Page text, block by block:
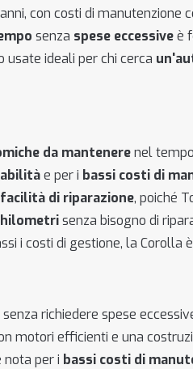
con costi di manutenzione
senza spese eccessiveè
usate ideali per chi cerca
da mantenerenel
e per i bassi costi di
facilità di riparazione, poiché
senza bisogno di
i costi di gestione, la Corolla
richiedere spese
motori efficienti e una
nota per i bassi costi di